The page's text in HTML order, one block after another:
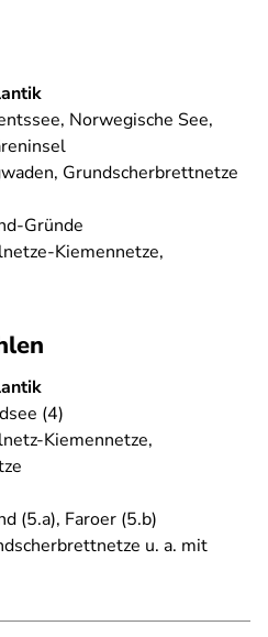
Norwegische See,
Grundscherbrettnetze
Gründe
Kiemennetze,
(4)
Kiemennetze,
(5.a), Faroer (5.b)
u. a. mit